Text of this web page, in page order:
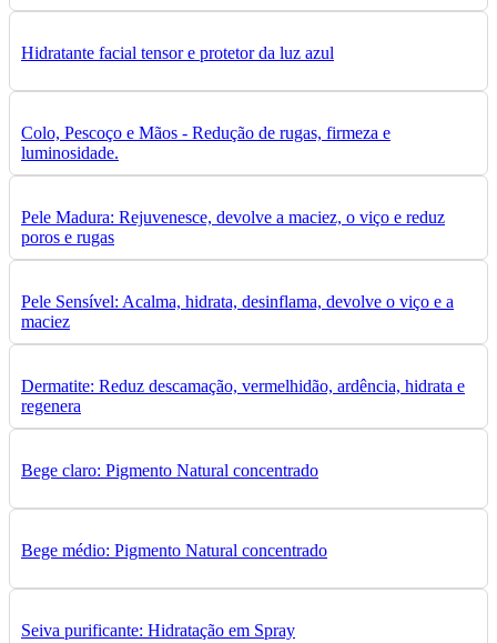
Hidratante facial tensor e protetor da luz azul
Colo, Pescoço e Mãos - Redução de rugas, firmeza e
luminosidade.
Pele Madura: Rejuvenesce, devolve a maciez, o viço e reduz
poros e rugas
Pele Sensível: Acalma, hidrata, desinflama, devolve o viço e a
maciez
Dermatite: Reduz descamação, vermelhidão, ardência, hidrata e
regenera
Bege claro: Pigmento Natural concentrado
Bege médio: Pigmento Natural concentrado
Seiva purificante: Hidratação em Spray